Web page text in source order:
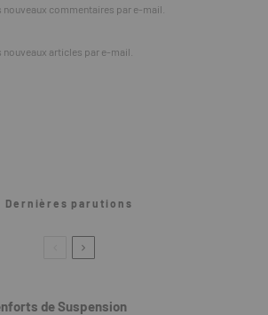
commentaires par e-mail.
articles par e-mail.
Dernières parutions
de Suspension